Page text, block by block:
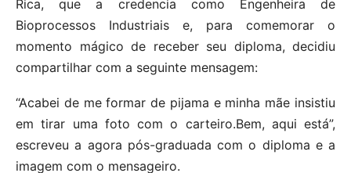
Rica, que a credencia como Engenheira de
Bioprocessos Industriais e, para comemorar o
momento mágico de receber seu diploma, decidiu
compartilhar com a seguinte mensagem:
“Acabei de me formar de pijama e minha mãe insistiu
em tirar uma foto com o carteiro.Bem, aqui está”,
escreveu a agora pós-graduada com o diploma e a
imagem com o mensageiro.